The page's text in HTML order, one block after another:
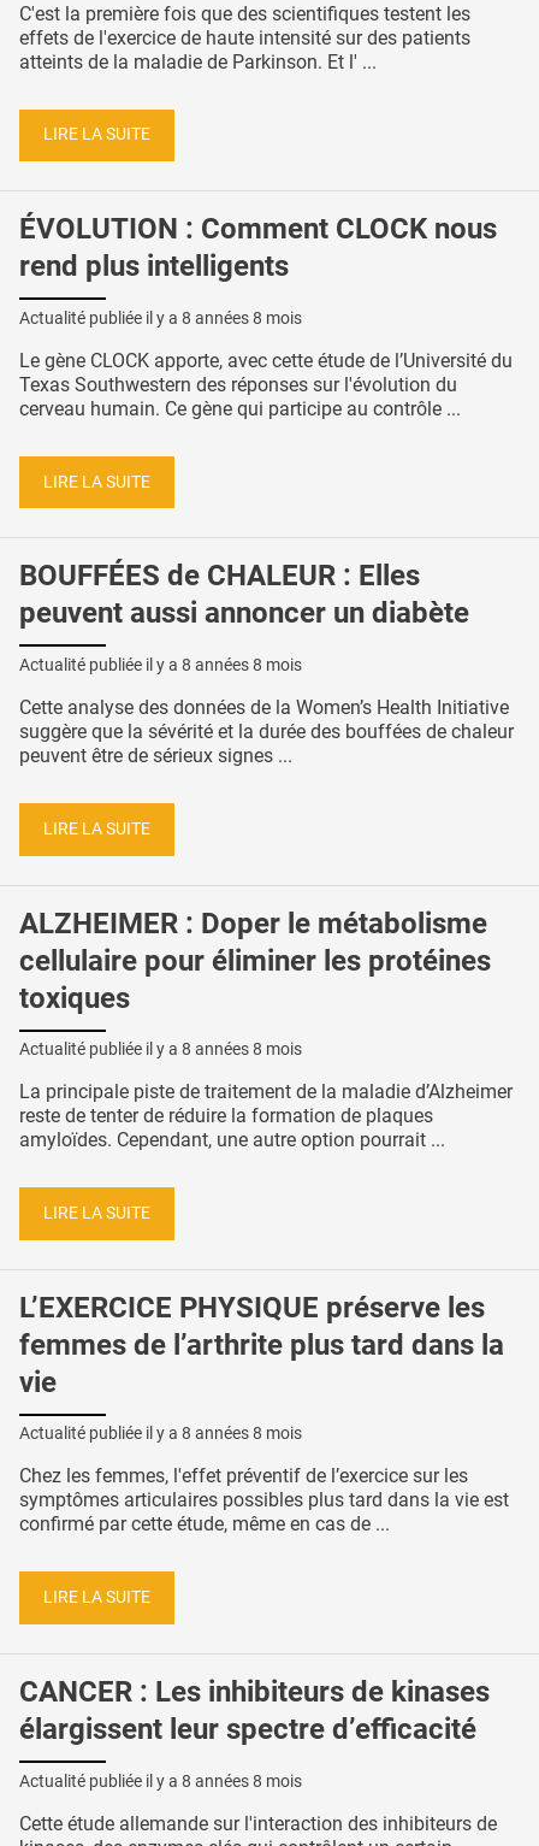
C'est la première fois que des scientifiques testent les
effets de l'exercice de haute intensité sur des patients
atteints de la maladie de Parkinson. Et l' ...
LIRE LA SUITE
ÉVOLUTION : Comment CLOCK nous
rend plus intelligents
Actualité publiée il y a 8 années 8 mois
Le gène CLOCK apporte, avec cette étude de l’Université du
Texas Southwestern des réponses sur l'évolution du
cerveau humain. Ce gène qui participe au contrôle ...
LIRE LA SUITE
BOUFFÉES de CHALEUR : Elles
peuvent aussi annoncer un diabète
Actualité publiée il y a 8 années 8 mois
Cette analyse des données de la Women’s Health Initiative
suggère que la sévérité et la durée des bouffées de chaleur
peuvent être de sérieux signes ...
LIRE LA SUITE
ALZHEIMER : Doper le métabolisme
cellulaire pour éliminer les protéines
toxiques
Actualité publiée il y a 8 années 8 mois
La principale piste de traitement de la maladie d’Alzheimer
reste de tenter de réduire la formation de plaques
amyloïdes. Cependant, une autre option pourrait ...
LIRE LA SUITE
L’EXERCICE PHYSIQUE préserve les
femmes de l’arthrite plus tard dans la
vie
Actualité publiée il y a 8 années 8 mois
Chez les femmes, l'effet préventif de l’exercice sur les
symptômes articulaires possibles plus tard dans la vie est
confirmé par cette étude, même en cas de ...
LIRE LA SUITE
CANCER : Les inhibiteurs de kinases
élargissent leur spectre d’efficacité
Actualité publiée il y a 8 années 8 mois
Cette étude allemande sur l'interaction des inhibiteurs de